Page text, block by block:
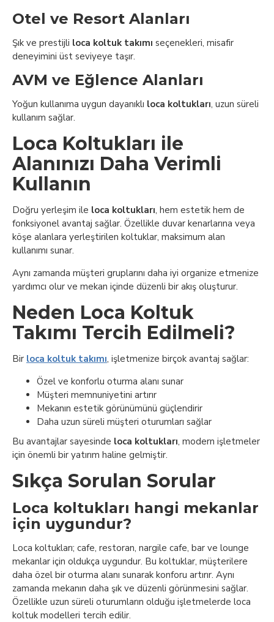
Otel ve Resort Alanları
Şık ve prestijli loca koltuk takımı seçenekleri, misafir
deneyimini üst seviyeye taşır.
AVM ve Eğlence Alanları
Yoğun kullanıma uygun dayanıklı loca koltukları, uzun süreli
kullanım sağlar.
Loca Koltukları ile
Alanınızı Daha Verimli
Kullanın
Doğru yerleşim ile loca koltukları, hem estetik hem de
fonksiyonel avantaj sağlar. Özellikle duvar kenarlarına veya
köşe alanlara yerleştirilen koltuklar, maksimum alan
kullanımı sunar.
Aynı zamanda müşteri gruplarını daha iyi organize etmenize
yardımcı olur ve mekan içinde düzenli bir akış oluşturur.
Neden Loca Koltuk
Takımı Tercih Edilmeli?
Bir loca koltuk takımı, işletmenize birçok avantaj sağlar:
Özel ve konforlu oturma alanı sunar
Müşteri memnuniyetini artırır
Mekanın estetik görünümünü güçlendirir
Daha uzun süreli müşteri oturumları sağlar
Bu avantajlar sayesinde loca koltukları, modern işletmeler
için önemli bir yatırım haline gelmiştir.
Sıkça Sorulan Sorular
Loca koltukları hangi mekanlar
için uygundur?
Loca koltukları; cafe, restoran, nargile cafe, bar ve lounge
mekanlar için oldukça uygundur. Bu koltuklar, müşterilere
daha özel bir oturma alanı sunarak konforu artırır. Aynı
zamanda mekanın daha şık ve düzenli görünmesini sağlar.
Özellikle uzun süreli oturumların olduğu işletmelerde loca
koltuk modelleri tercih edilir.